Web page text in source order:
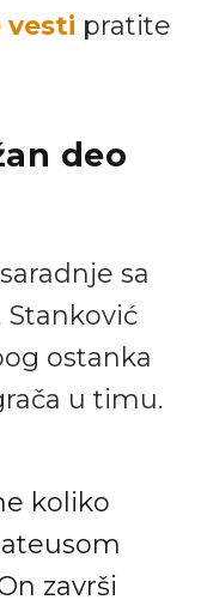
vesti pratite
deo
sa
Stanković
ostanka
u timu.
koliko
završi